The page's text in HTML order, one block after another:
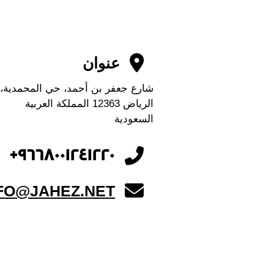
عنوان
شارع جعفر بن أحمد، حي المحمدية،
الرياض 12363 المملكة العربية
السعودية
٩٦٦٨٠٠١٢٤١٢٢٠+